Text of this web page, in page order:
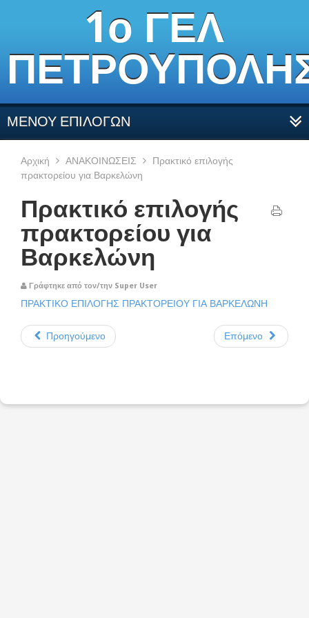
1ο ΓΕΛ
ΜΕΝΟΥ ΕΠΙΛΟΓΩΝ
Αρχική ΑΝΑΚΟΙΝΩΣΕΙΣ
Πρακτικό επιλογής
πρακτορείου για Βαρκελώνη
Πρακτικό επιλογής
πρακτορείου για
Βαρκελώνη
Γράφτηκε από τον/την Super User
ΠΡΑΚΤΙΚΟ ΕΠΙΛΟΓΗΣ ΠΡΑΚΤΟΡΕΙΟΥ ΓΙΑ ΒΑΡΚΕΛΩΝΗ
Προηγούμενο Επόμενο